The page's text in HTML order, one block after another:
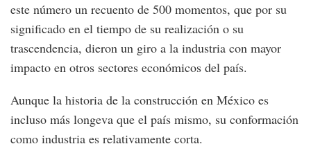
este número un recuento de 500 momentos, que por su
significado en el tiempo de su realización o su
trascendencia, dieron un giro a la industria con mayor
impacto en otros sectores económicos del país.
Aunque la historia de la construcción en México es
incluso más longeva que el país mismo, su conformación
como industria es relativamente corta.